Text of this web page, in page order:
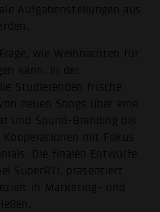
Aufgabenstellungen aus
wie Weihnachten für
kann. In der
Studierenden frische
neuen Songs über eine
und Sound-Branding bis
mit Fokus
Die finalen Entwürfe
SuperRTL präsentiert
in Marketing- und